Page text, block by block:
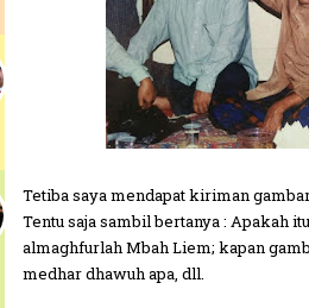
Tetiba saya mendapat kiriman
Tentu saja sambil bertanya : Apakah
almaghfurlah Mbah Liem; kapan
medhar dhawuh apa, dll.